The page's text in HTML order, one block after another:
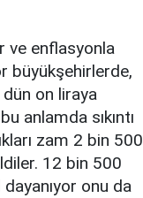
ve enflasyonla
büyükşehirlerde,
on liraya
anlamda sıkıntı
zam 2 bin 500
12 bin 500
onu da